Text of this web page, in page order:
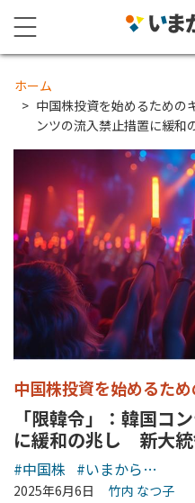
ホーム
中国株投資を始めるため
ンツの流入禁止措置に緩
中国株投資を始めるた
「限韓令」：韓国コ
に緩和の兆し 新大
#中国株 #いまから…
2025年6月6日 竹内 なつ子